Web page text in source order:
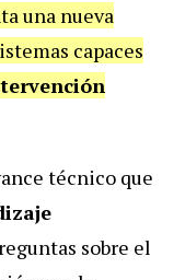
una nueva
capaces
técnico que
sobre el